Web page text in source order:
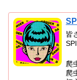
皆
爬
爬